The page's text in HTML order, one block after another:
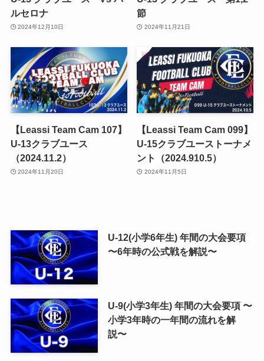
ルセロナ
2024年12月10日
節
2024年11月21日
【Leassi Team Cam 107】
U-13クラブユース
（2024.11.2）
2024年11月20日
【Leassi Team Cam 099】
U-15クラブユーストーナメ
ント（2024.910.5）
2024年11月5日
U-12(小学6年生) 年間の大会要項
〜6年時の公式戦を解説〜
U-9(小学3年生) 年間の大会要項 〜
小学3年時の一年間の流れを解
説〜